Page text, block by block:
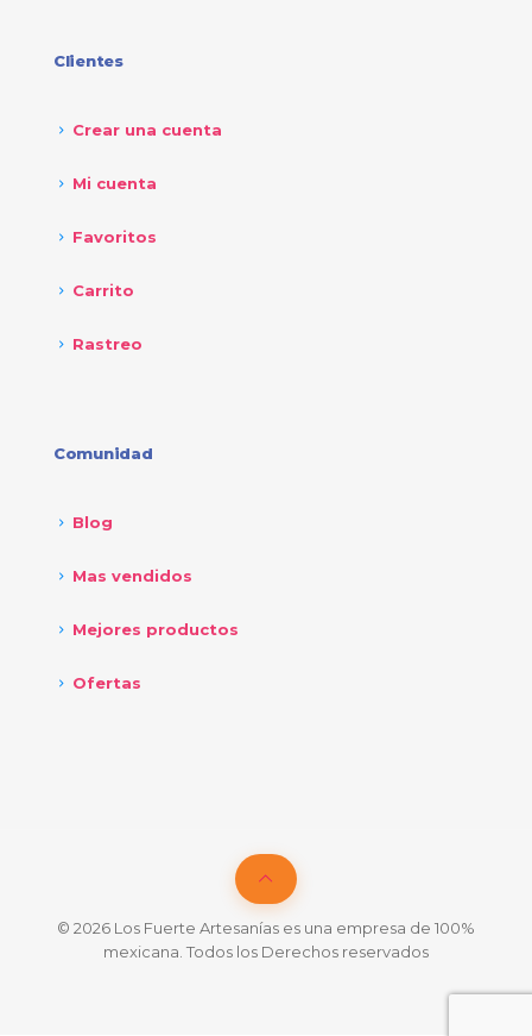
Clientes
Crear una cuenta
Mi cuenta
Favoritos
Carrito
Rastreo
Comunidad
Blog
Mas vendidos
Mejores productos
Ofertas
© 2026 Los Fuerte Artesanías es una empresa de 100%
mexicana. Todos los Derechos reservados